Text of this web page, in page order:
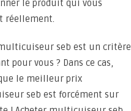
le produit qui vous
réellement.
seb est un critère
pour vous ? Dans ce cas,
le meilleur prix
seb est forcément sur